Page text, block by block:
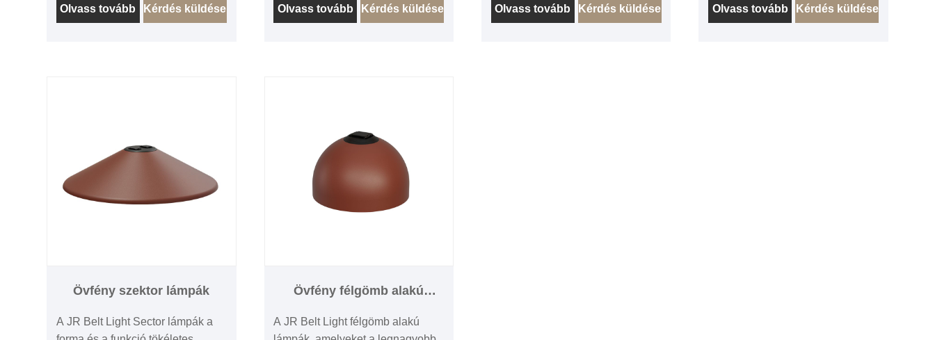
precíziós tervezéséről és innovatív
kialakításáról ismert vezető gyártó
Olvass tovább Kérdés küldése
az esztétika és a funkcionalitás
tökéletes keverékét testesítik meg,
Olvass tovább Kérdés küldése
lámpa, amelyet egy tekintélyes
gyártó készített, és bizonyítottan
Olvass tovább Kérdés küldése
tervezett és gyártott pehelylámpa
bizonyítja az ország
Olvass tovább Kérdés küldése
Övfény szektor lámpák
A JR Belt Light Sector lámpák a
Övfény félgömb alakú
A JR Belt Light félgömb alakú